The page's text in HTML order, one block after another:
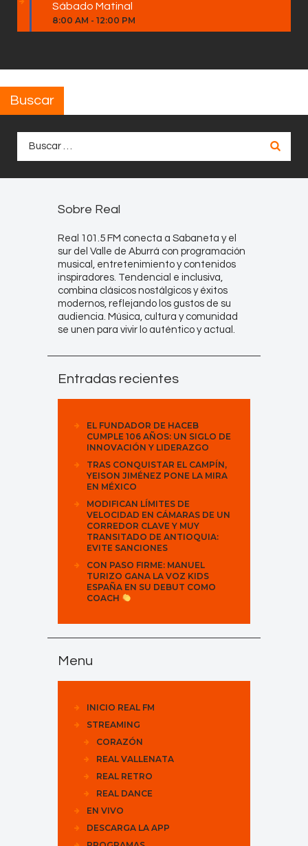
Sábado Matinal
8:00 AM - 12:00 PM
Buscar
Sobre Real
Real 101.5 FM conecta a Sabaneta y el
sur del Valle de Aburrá con programación
musical, entretenimiento y contenidos
inspiradores. Tendencial e inclusiva,
combina clásicos nostálgicos y éxitos
modernos, reflejando los gustos de su
audiencia. Música, cultura y comunidad
se unen para vivir lo auténtico y actual.
Entradas recientes
EL FUNDADOR DE HACEB
CUMPLE 106 AÑOS: UN SIGLO DE
INNOVACIÓN Y LIDERAZGO
TRAS CONQUISTAR EL CAMPÍN,
YEISON JIMÉNEZ PONE LA MIRA
EN MÉXICO
MODIFICAN LÍMITES DE
VELOCIDAD EN CÁMARAS DE UN
CORREDOR CLAVE Y MUY
TRANSITADO DE ANTIOQUIA:
EVITE SANCIONES
CON PASO FIRME: MANUEL
TURIZO GANA LA VOZ KIDS
ESPAÑA EN SU DEBUT COMO
COACH
Menu
INICIO REAL FM
STREAMING
CORAZÓN
REAL VALLENATA
REAL RETRO
REAL DANCE
EN VIVO
DESCARGA LA APP